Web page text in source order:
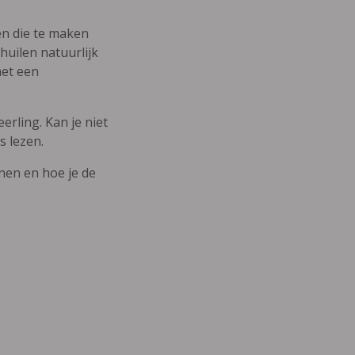
die te maken
natuurlijk
een
Kan je niet
lezen.
en hoe je de